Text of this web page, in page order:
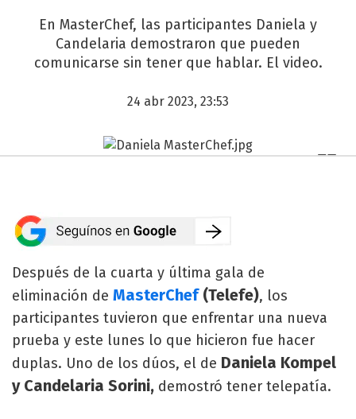
En MasterChef, las participantes Daniela y
Candelaria demostraron que pueden
comunicarse sin tener que hablar. El video.
24 abr 2023, 23:53
Después de la cuarta y última gala de
eliminación de MasterChef(Telefe), los
participantes tuvieron que enfrentar una nueva
prueba y este lunes lo que hicieron fue hacer
duplas. Uno de los dúos, el de Daniela Kompel
y Candelaria Sorini, demostró tener telepatía.